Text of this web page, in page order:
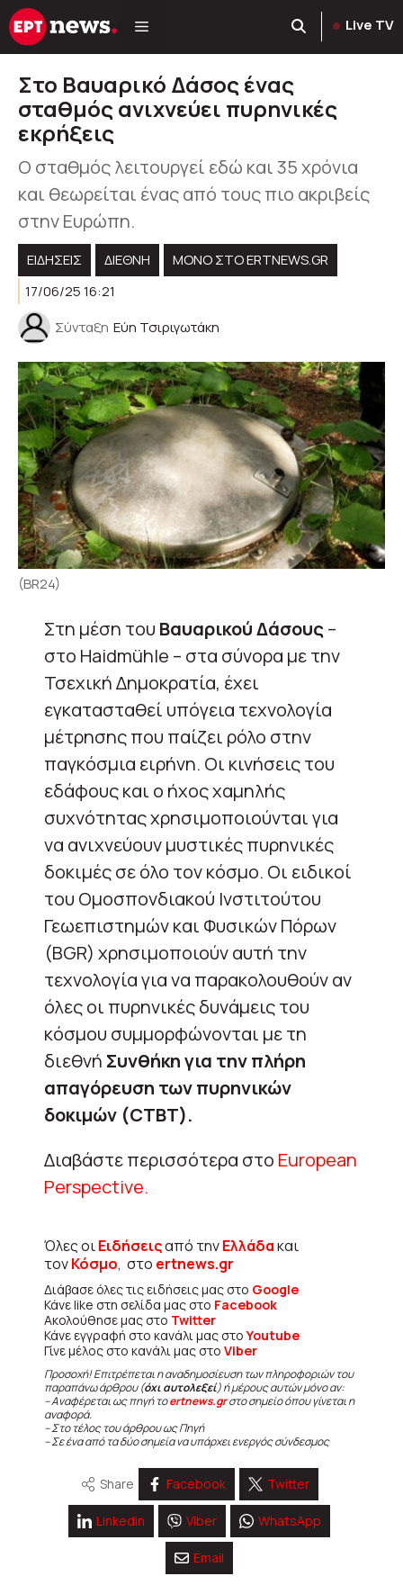
Μετάβαση
σε
Live TV
Στο Βαυαρικό Δάσος ένας
σταθμός ανιχνεύει πυρηνικές
εκρήξεις
Ο σταθμός λειτουργεί εδώ και 35 χρόνια
και θεωρείται ένας από τους πιο ακριβείς
στην Ευρώπη.
ΕΙΔΗΣΕΙΣ ΔΙΕΘΝΗ
ΜΟΝΟ ΣΤΟ ERTNEWS.GR
17/06/25 16:21
Σύνταξη Εύη Τσιριγωτάκη
(BR24)
Στη μέση του Βαυαρικού Δάσους–
στο Haidmühle – στα σύνορα με την
Τσεχική Δημοκρατία, έχει
εγκατασταθεί υπόγεια τεχνολογία
μέτρησης που παίζει ρόλο στην
παγκόσμια ειρήνη. Οι κινήσεις του
εδάφους και ο ήχος χαμηλής
συχνότητας χρησιμοποιούνται για
να ανιχνεύουν μυστικές πυρηνικές
δοκιμές σε όλο τον κόσμο. Οι ειδικοί
του Ομοσπονδιακού Ινστιτούτου
Γεωεπιστημών και Φυσικών Πόρων
(BGR) χρησιμοποιούν αυτή την
τεχνολογία για να παρακολουθούν αν
όλες οι πυρηνικές δυνάμεις του
κόσμου συμμορφώνονται με τη
διεθνή Συνθήκη για την πλήρη
απαγόρευση των πυρηνικών
δοκιμών (CTBT).
Διαβάστε περισσότερα στο European
Perspective.
Όλες οιΕιδήσειςαπό τηνΕλλάδακαι
τονΚόσμο, στο ertnews.gr
Διάβασε όλες τις ειδήσεις μας στο Google
Κάνε like στη σελίδα μας στο Facebook
Ακολούθησε μας στο Twitter
Κάνε εγγραφή στο κανάλι μας στοYoutube
Γίνε μέλος στο κανάλι μας στο Viber
Προσοχή! Επιτρέπεται η αναδημοσίευση των πληροφοριών του
παραπάνω άρθρου (όχι αυτολεξεί) ή μέρους αυτών μόνο αν:
– Αναφέρεται ως πηγή τοertnews.grστο σημείο όπου γίνεται η
αναφορά.
– Στο τέλος του άρθρου ως Πηγή
– Σε ένα από τα δύο σημεία να υπάρχει ενεργός σύνδεσμος
Share Facebook Twitter
Linkedin Viber WhatsApp
Email